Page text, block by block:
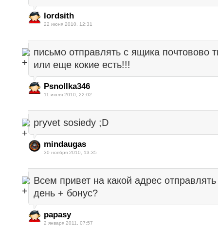
lordsith
22 июня 2010, 12:31
письмо отправлять с ящика почтовово
или еще кокие есть!!!
Psnollka346
11 июля 2010, 22:02
pryvet sosiedy ;D
mindaugas
30 ноября 2010, 13:35
Всем привет на какой адрес
день + бонус?
papasy
2 января 2011, 07:57